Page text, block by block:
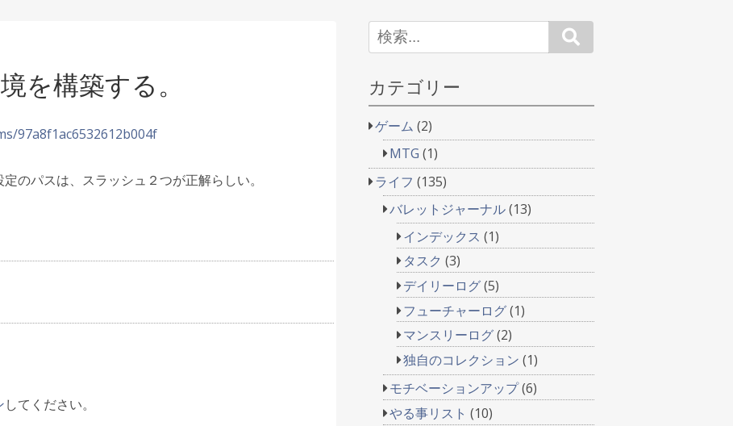
を構築する。
97a8f1ac6532612b004f
のパスは、スラッシュ２つが正解らしい。
してください。
カテゴリー
ゲーム (2)
MTG (1)
ライフ (135)
バレットジャーナル(13)
インデックス (1)
タスク (3)
デイリーログ(5)
フューチャーログ(1)
マンスリーログ(2)
独自のコレクション (1)
モチベーションアップ(6)
やる事リスト (10)